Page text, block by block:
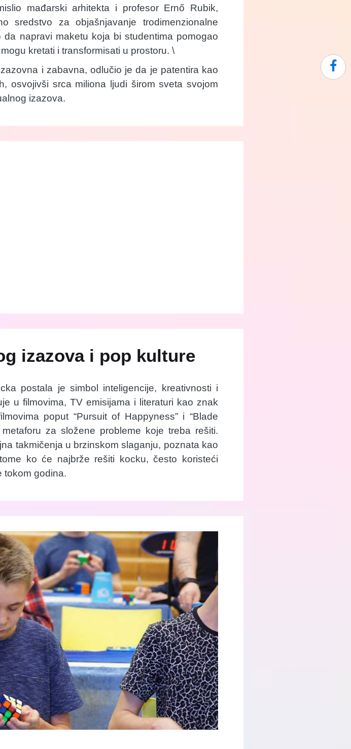
mađarski arhitekta i profesor Ernő Rubik,
sredstvo za objašnjavanje trodimenzionalne
napravi maketu koja bi studentima pomogao
kretati i transformisati u prostoru. \
i zabavna, odlučio je da je patentira kao
osvojivši srca miliona ljudi širom sveta svojom
izazova.
izazova i pop kulture
postala je simbol inteligencije, kreativnosti i
u filmovima, TV emisijama i literaturi kao znak
poput “Pursuit of Happyness” i “Blade
za složene probleme koje treba rešiti.
takmičenja u brzinskom slaganju, poznata kao
ko će najbrže rešiti kocku, često koristeći
tokom godina.